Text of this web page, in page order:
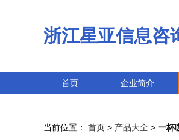
浙江星亚信息咨
首页 企业简介
当前位置： 首页 > 产品大全 > 一杯